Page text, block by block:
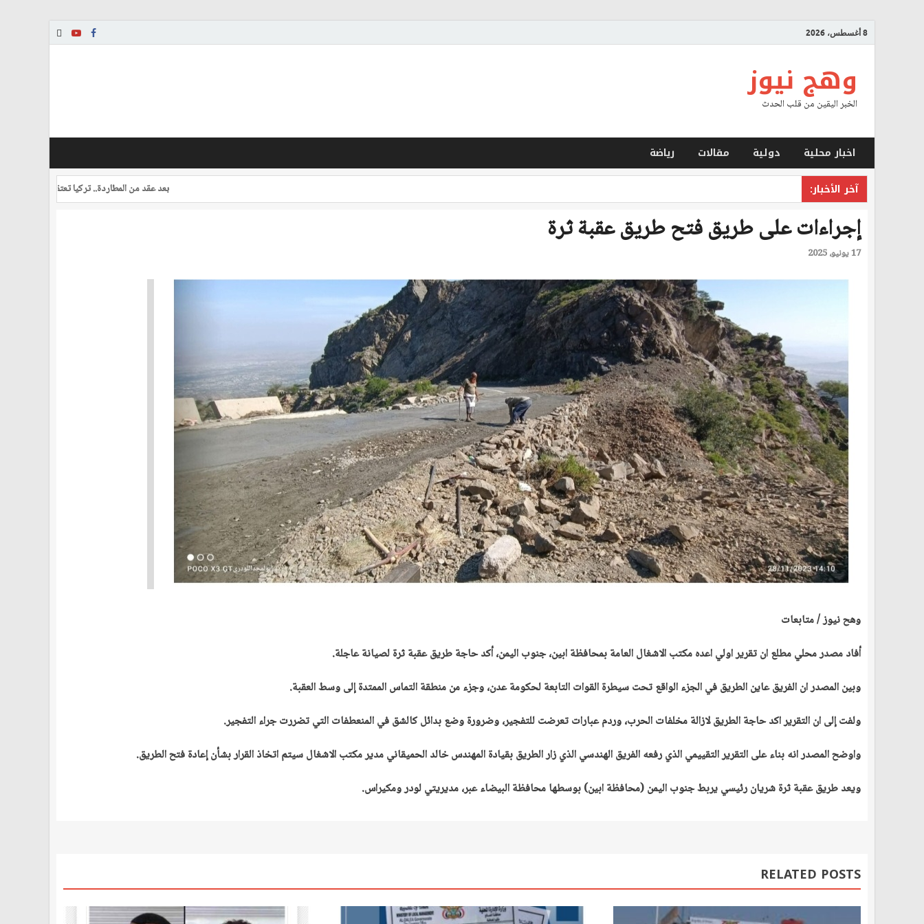
8 أغسطس، 2026
وهج نيوز
الخبر اليقين من قلب الحدث
اخبار محلية دولية مقالات
رياضة
آخر الأخبار:
بعد عقد من المطاردة.. تركيا تعتقل طياراً بتهمة
إجراءات على طريق فتح طريق عقبة ثرة
17 يونيو، 2025
وهح نيوز / متابعات
أفاد مصدر محلي مطلع ان تقرير اولي اعده مكتب الاشغال العامة بمحافظة ابين، جنوب اليمن، أكد حاجة طريق عقبة ثرة لصيانة عاجلة.
وبين المصدر ان الفريق عاين الطريق في الجزء الواقع تحت سيطرة القوات التابعة لحكومة عدن، وجزء من منطقة التماس الممتدة إلى وسط العقبة.
ولفت إلى ان التقرير اكد حاجة الطريق لازالة مخلفات الحرب، وردم عبارات تعرضت للتفجير، وضرورة وضع بدائل كالشق في المنعطفات التي تضررت جراء التفجير.
واوضح المصدر انه بناء على التقرير التقييمي الذي رفعه الفريق الهندسي الذي زار الطريق بقيادة المهندس خالد الحميقاني مدير مكتب الاشغال سيتم اتخاذ القرار بشأن إعادة فتح الطريق.
ويعد طريق عقبة ثرة شريان رئيسي يربط جنوب اليمن (محافظة ابين) بوسطها محافظة البيضاء عبر، مديريتي لودر ومكيراس.
RELATED POSTS